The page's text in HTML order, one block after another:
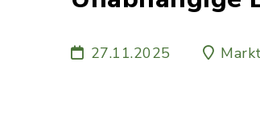
27.11.2025